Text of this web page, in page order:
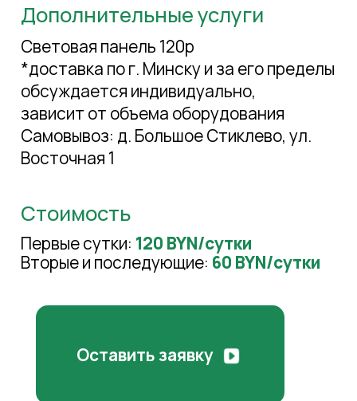
Дополнительные услуги
Световая панель 120р
*доставка по г. Минску и за его пределы
обсуждается индивидуально,
зависит от объема оборудования
Самовывоз: д. Большое Стиклево, ул.
Восточная 1
Стоимость
Первые сутки: 120 BYN/сутки
Вторые и последующие: 60 BYN/сутки
Оставить заявку